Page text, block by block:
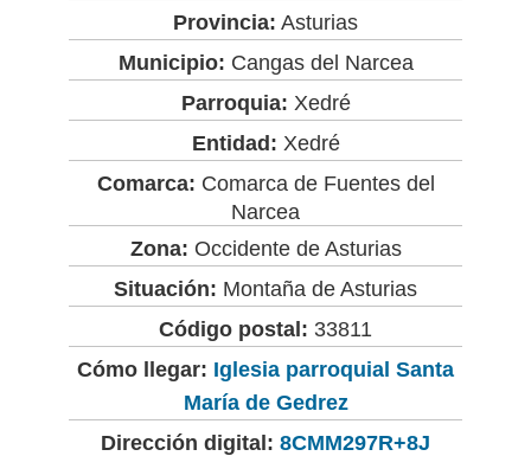
Provincia: Asturias
Municipio: Cangas del Narcea
Parroquia: Xedré
Entidad: Xedré
Comarca: Comarca de Fuentes del
Narcea
Zona: Occidente de Asturias
Situación: Montaña de Asturias
Código postal: 33811
Cómo llegar: Iglesia parroquial Santa
María de Gedrez
Dirección digital: 8CMM297R+8J